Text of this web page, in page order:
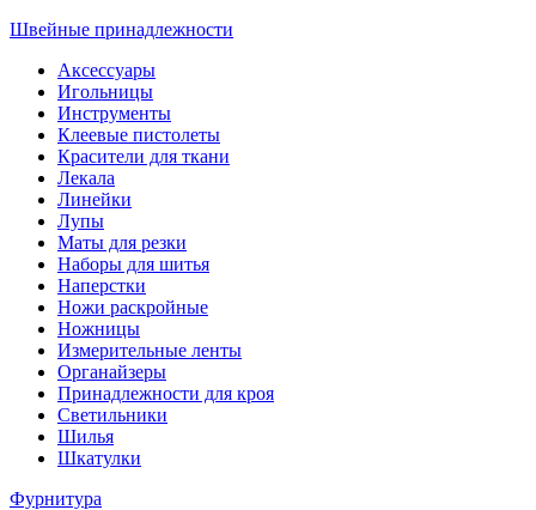
Швейные принадлежности
Аксессуары
Игольницы
Инструменты
Клеевые пистолеты
Красители для ткани
Лекала
Линейки
Лупы
Маты для резки
Наборы для шитья
Наперстки
Ножи раскройные
Ножницы
Измерительные ленты
Органайзеры
Принадлежности для кроя
Светильники
Шилья
Шкатулки
Фурнитура